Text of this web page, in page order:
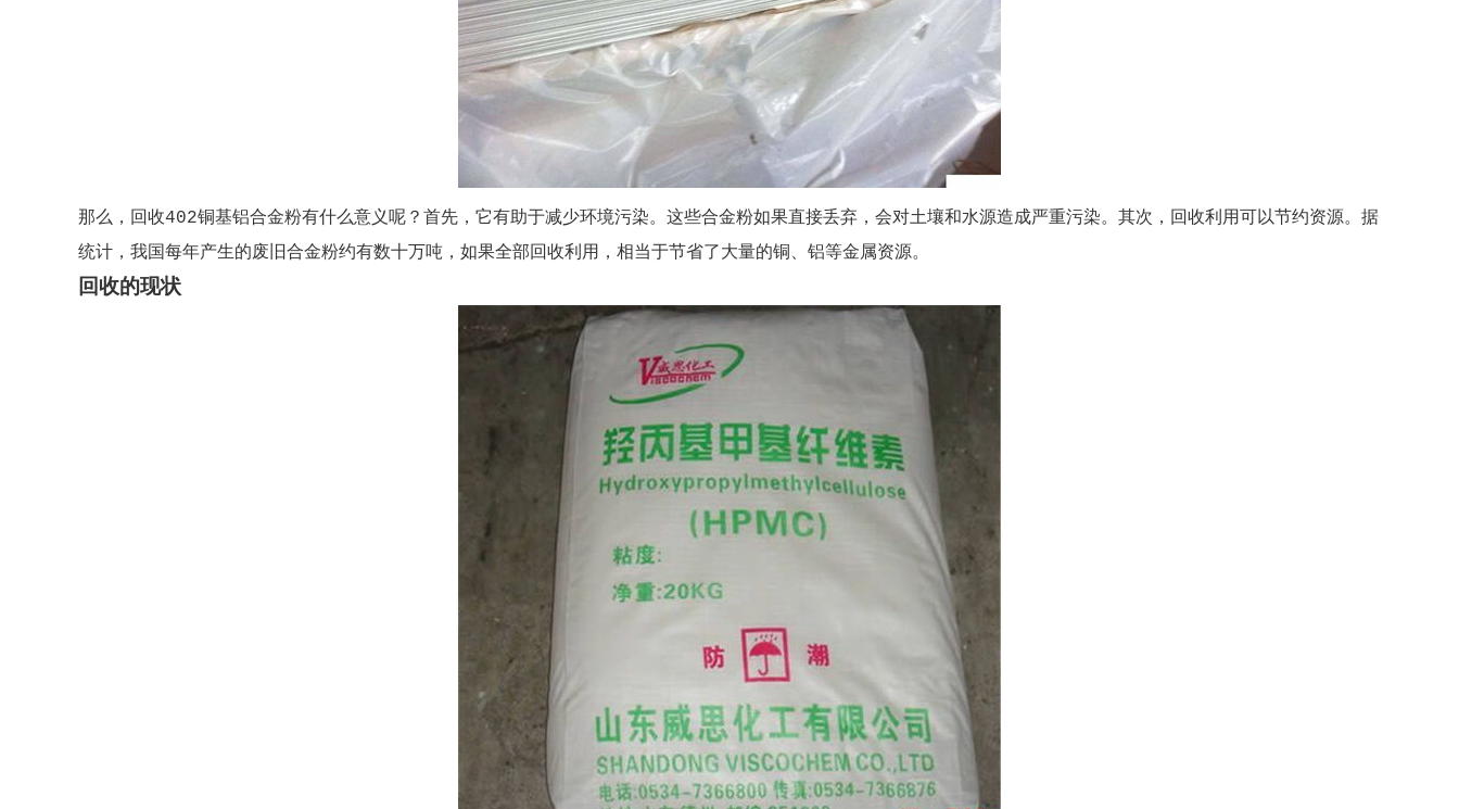
那么，回收402铜基铝合金粉有什么意义呢？首先，它有助于减少环境污染。这些合金粉如果直接丢弃，会对土壤和水源造成严重污染。其次，回收利用可以节约资源。据
统计，我国每年产生的废旧合金粉约有数十万吨，如果全部回收利用，相当于节省了大量的铜、铝等金属资源。
回收的现状